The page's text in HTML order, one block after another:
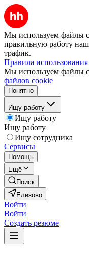
Мы используем файлы
правильную работу
трафик.
Правила
Мы используем файлы
файлов cookie
Понятно
Ищу работу
Ищу работу
Ищу работу
Ищу сотрудника
Сервисы
Помощь
Ещё
Поиск
Елизово
Войти
Войти
Создать резюме